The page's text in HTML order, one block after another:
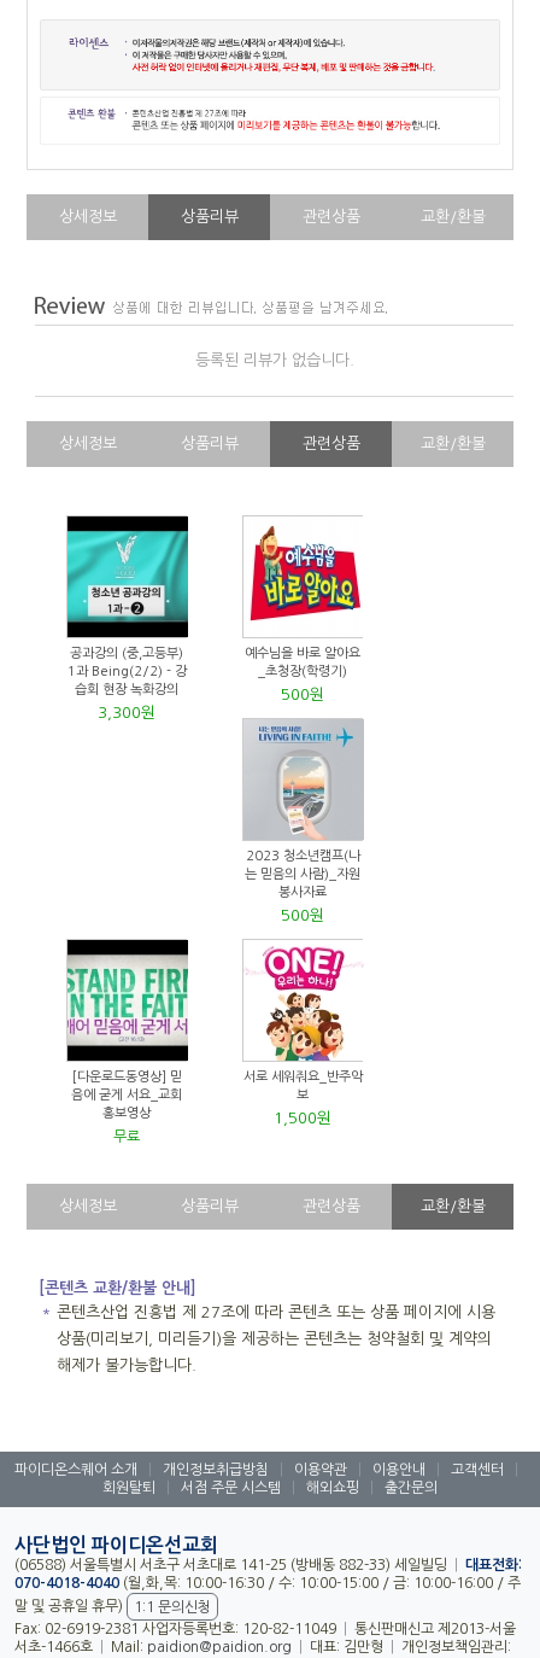
상세정보 상품리뷰 관련상품 교환/환불
등록된 리뷰가 없습니다.
상세정보 상품리뷰 관련상품 교환/환불
공과강의 (중,고등부)
1과 Being(2/2) - 강
습회 현장 녹화강의
3,300원
예수님을 바로 알아요
_초청장(학령기)
500원
2023 청소년캠프(나
는 믿음의 사람)_자원
봉사자료
500원
[다운로드동영상] 믿
음에 굳게 서요_교회
홍보영상
무료
서로 세워줘요_반주악
보
1,500원
상세정보 상품리뷰 관련상품 교환/환불
[콘텐츠 교환/환불 안내]
＊ 콘텐츠산업 진흥법 제 27조에 따라 콘텐츠 또는 상품 페이지에 시용
상품(미리보기, 미리듣기)을 제공하는 콘텐츠는 청약철회 및 계약의
해제가 불가능합니다.
파이디온스퀘어 소개 개인정보취급방침 이용약관 이용안내 고객센터
회원탈퇴
서점 주문 시스템 해외쇼핑 출간문의
사단법인 파이디온선교회
(06588) 서울특별시 서초구 서초대로 141-25 (방배동 882-33) 세일빌딩
대표전화:
070-4018-4040 (월,화,목: 10:00-16:30 / 수: 10:00-15:00 / 금: 10:00-16:00 / 주
말 및 공휴일 휴무)
1:1 문의신청
Fax: 02-6919-2381 사업자등록번호: 120-82-11049
통신판매신고 제2013-서울
서초-1466호
Mail: paidion@paidion.org 대표: 김만형 개인정보책임관리: